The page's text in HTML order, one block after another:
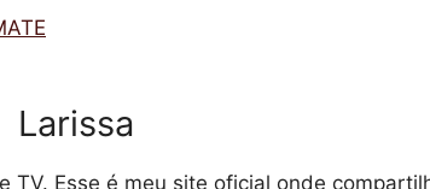
Larissa
Esse é meu site oficial onde